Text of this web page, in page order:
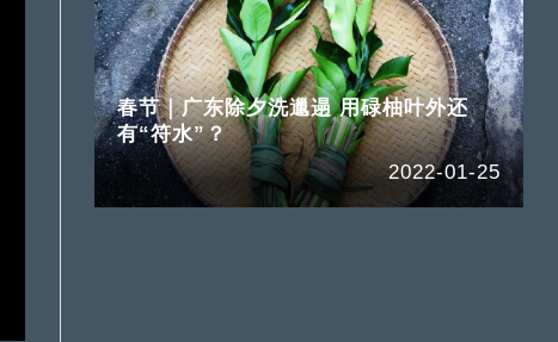
春节｜广东除夕洗邋遢 用碌柚叶外还
有“符水”？
2022-01-25